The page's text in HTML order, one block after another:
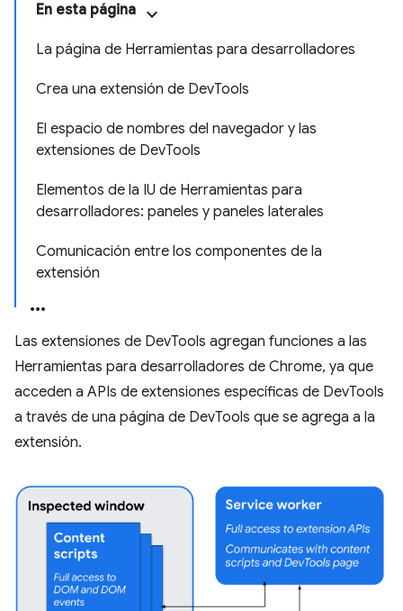
En esta página
La página de Herramientas para desarrolladores
Crea una extensión de DevTools
El espacio de nombres del navegador y las
extensiones de DevTools
Elementos de la IU de Herramientas para
desarrolladores: paneles y paneles laterales
Comunicación entre los componentes de la
extensión
Las extensiones de DevTools agregan funciones a las
Herramientas para desarrolladores de Chrome, ya que
acceden a APIs de extensiones específicas de DevTools
a través de una página de DevTools que se agrega a la
extensión.